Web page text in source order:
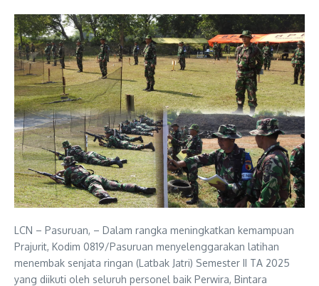
LCN – Pasuruan, – Dalam rangka meningkatkan kemampuan
Prajurit, Kodim 0819/Pasuruan menyelenggarakan latihan
menembak senjata ringan (Latbak Jatri) Semester II TA 2025
yang diikuti oleh seluruh personel baik Perwira, Bintara